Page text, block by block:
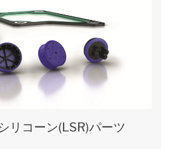
リコーン(LSR)パーツ